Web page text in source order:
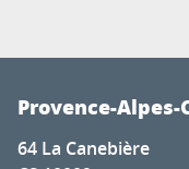
Provence-Alpes-
64 La Canebière